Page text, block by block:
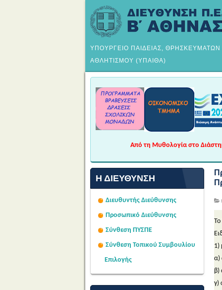
ΥΠΟΥΡΓΕΙΟ ΠΑΙΔΕΙΑΣ, ΘΡΗΣΚΕΥΜΑΤΩΝ
ΑΘΛΗΤΙΣΜΟΥ (ΥΠΑΙΘΑ)
Από τη Μυθολογία στο
Η ΔΙΕΎΘΥΝΣΗ
Διευθυντής Διεύθυνσης
Προσωπικό Διεύθυνσης
Σύνθεση ΠΥΣΠΕ
Σύνθεση Τοπικού Συμβουλίου
Επιλογής
1)
α)
β)
γ)